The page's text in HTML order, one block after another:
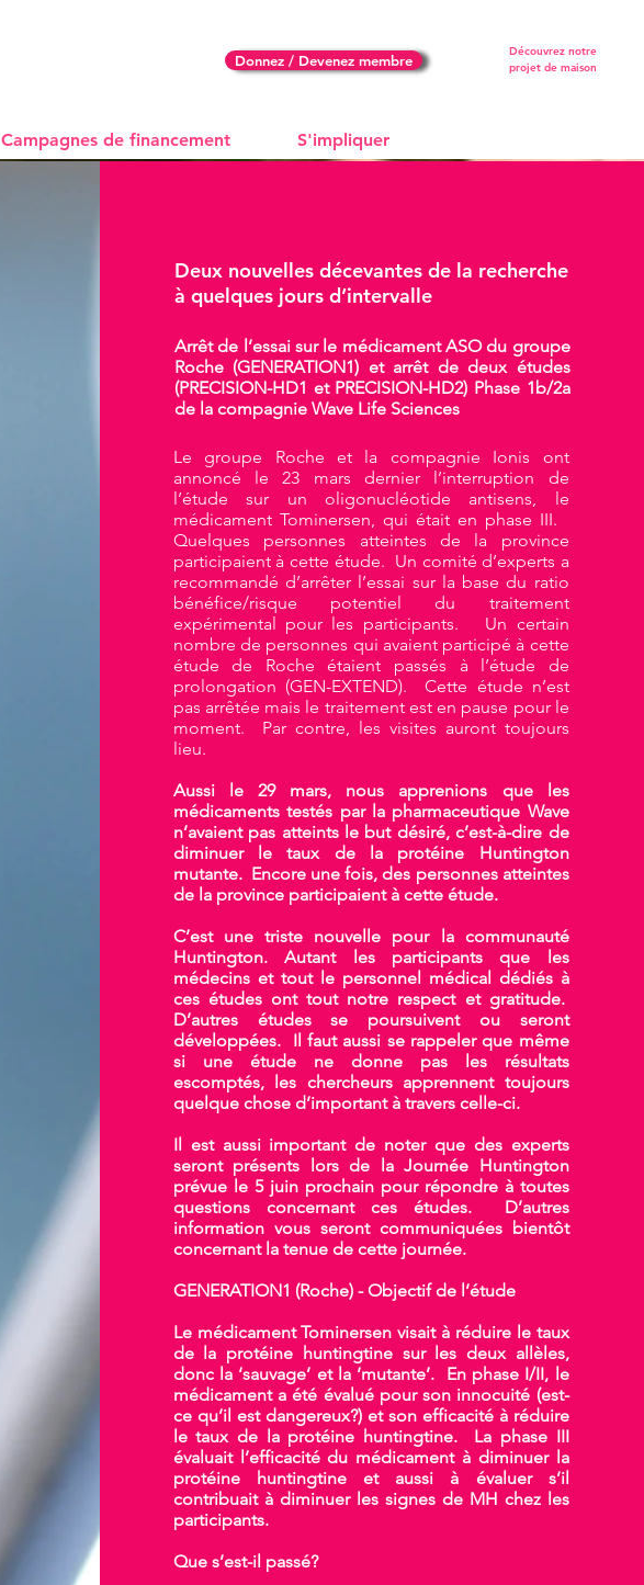
Donnez / Devenez membre
Découvrez notre
projet de maison
Campagnes de financement S'impliquer
Deux nouvelles décevantes de la recherche
à quelques jours d’intervalle
Arrêt de l’essai sur le médicament ASO du groupe
Roche (GENERATION1) et arrêt de deux études
(PRECISION-HD1 et PRECISION-HD2) Phase 1b/2a
de la compagnie Wave Life Sciences
Le groupe Roche et la compagnie Ionis ont
annoncé le 23 mars dernier l’interruption de
l’étude sur un oligonucléotide antisens, le
médicament Tominersen, qui était en phase III.
Quelques personnes atteintes de la province
participaient à cette étude. Un comité d’experts a
recommandé d’arrêter l’essai sur la base du ratio
bénéfice/risque potentiel du traitement
expérimental pour les participants. Un certain
nombre de personnes qui avaient participé à cette
étude de Roche étaient passés à l’étude de
prolongation (GEN-EXTEND). Cette étude n’est
pas arrêtée mais le traitement est en pause pour le
moment. Par contre, les visites auront toujours
lieu.
Aussi le 29 mars, nous apprenions que les
médicaments testés par la pharmaceutique Wave
n’avaient pas atteints le but désiré, c’est-à-dire de
diminuer le taux de la protéine Huntington
mutante. Encore une fois, des personnes atteintes
de la province participaient à cette étude.
C’est une triste nouvelle pour la communauté
Huntington. Autant les participants que les
médecins et tout le personnel médical dédiés à
ces études ont tout notre respect et gratitude.
D’autres études se poursuivent ou seront
développées. Il faut aussi se rappeler que même
si une étude ne donne pas les résultats
escomptés, les chercheurs apprennent toujours
quelque chose d’important à travers celle-ci.
Il est aussi important de noter que des experts
seront présents lors de la Journée Huntington
prévue le 5 juin prochain pour répondre à toutes
questions concernant ces études. D’autres
information vous seront communiquées bientôt
concernant la tenue de cette journée.
GENERATION1 (Roche) - Objectif de l’étude
Le médicament Tominersen visait à réduire le taux
de la protéine huntingtine sur les deux allèles,
donc la ‘sauvage’ et la ‘mutante’. En phase I/II, le
médicament a été évalué pour son innocuité (est-
ce qu’il est dangereux?) et son efficacité à réduire
le taux de la protéine huntingtine. La phase III
évaluait l’efficacité du médicament à diminuer la
protéine huntingtine et aussi à évaluer s’il
contribuait à diminuer les signes de MH chez les
participants.
Que s’est-il passé?